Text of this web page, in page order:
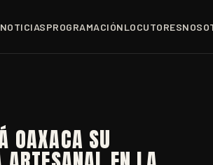
NOTICIASPROGRAMACIÓNLOCUTORES
OAXACA SU